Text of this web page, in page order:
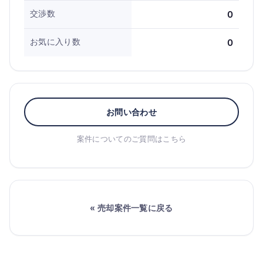
交渉数 0
お気に入り数 0
お問い合わせ
案件についてのご質問はこちら
« 売却案件一覧に戻る